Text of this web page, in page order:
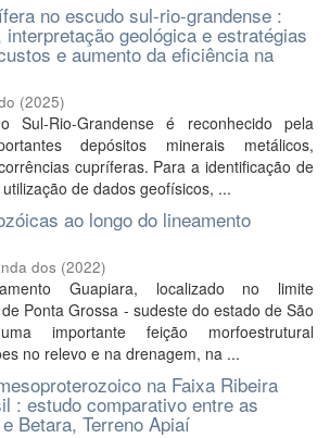
no escudo sul-rio-grandense :
geológica e estratégias
e aumento da eficiência na
(2025)
Sul-Rio-Grandense é reconhecido pela
depósitos minerais metálicos,
cupríferas. Para a identificação de
de dados geofísicos, ...
ao longo do lineamento
dos (2022)
Guapiara, localizado no limite
Ponta Grossa - sudeste do estado de São
importante feição morfoestrutural
no relevo e na drenagem, na ...
na Faixa Ribeira
: estudo comparativo entre as
Betara, Terreno Apiaí